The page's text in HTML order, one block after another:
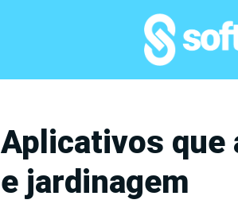
Aplicativos que
e jardinagem